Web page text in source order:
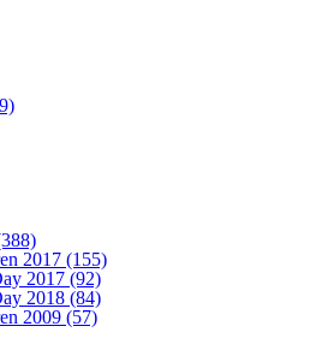
2017 (155)
2017 (92)
2018 (84)
2009 (57)